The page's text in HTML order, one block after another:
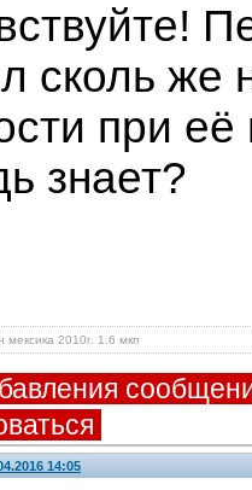
сколь же
при
знает?
мексика 2010г. 1.6 мкп
14:05